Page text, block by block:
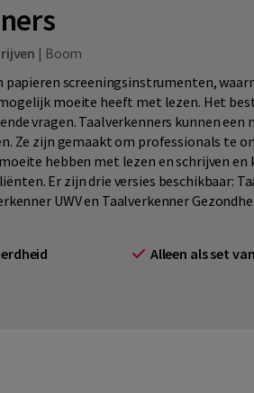
| Boom
papieren screeningsinstrumenten,
moeite heeft met lezen. Het
vragen. Taalverkenners kunnen een
Ze zijn gemaakt om professionals te
hebben met lezen en schrijven en
Er zijn drie versies beschikbaar:
UWV en Taalverkenner
Alleen als set